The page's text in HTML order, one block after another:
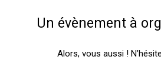
Un évènement à
Alors, vous aussi !